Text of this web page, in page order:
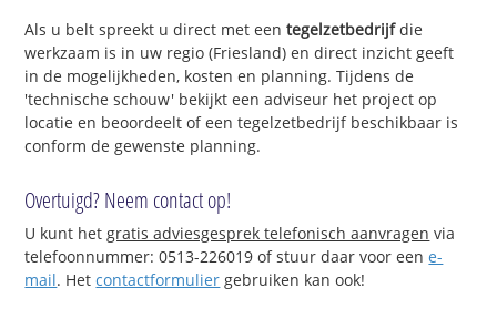
Als u belt spreekt u direct met eentegelzetbedrijfdie
werkzaam is in uw regio (Friesland) en direct inzicht geeft
in de mogelijkheden, kosten en planning. Tijdens de
'technische schouw' bekijkt een adviseur het project op
locatie en beoordeelt of een tegelzetbedrijf beschikbaar is
conform de gewenste planning.
Overtuigd? Neem contact op!
U kunt hetgratis adviesgesprek telefonisch aanvragen via
telefoonnummer: 0513-226019 of stuur daar voor eene-
mail. Hetcontactformulier gebruiken kan ook!